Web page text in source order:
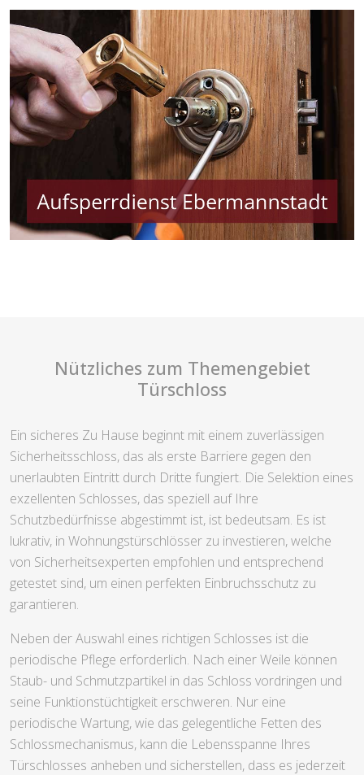
Nützliches zum Themengebiet
Türschloss
Ein sicheres Zu Hause beginnt mit einem zuverlässigen
Sicherheitsschloss, das als erste Barriere gegen den
unerlaubten Eintritt durch Dritte fungiert. Die Selektion eines
exzellenten Schlosses, das speziell auf Ihre
Schutzbedürfnisse abgestimmt ist, ist bedeutsam. Es ist
lukrativ, in Wohnungstürschlösser zu investieren, welche
von Sicherheitsexperten empfohlen und entsprechend
getestet sind, um einen perfekten Einbruchsschutz zu
garantieren.
Neben der Auswahl eines richtigen Schlosses ist die
periodische Pflege erforderlich. Nach einer Weile können
Staub- und Schmutzpartikel in das Schloss vordringen und
seine Funktionstüchtigkeit erschweren. Nur eine
periodische Wartung, wie das gelegentliche Fetten des
Schlossmechanismus, kann die Lebensspanne Ihres
Türschlosses anheben und sicherstellen, dass es jederzeit